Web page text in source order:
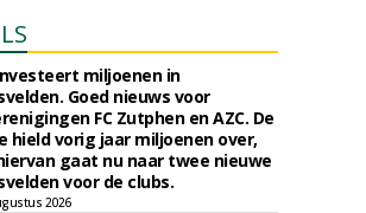
miljoenen in
Goed nieuws voor
FC Zutphen en AZC. De
hield vorig jaar miljoenen over,
gaat nu naar twee nieuwe
voor de clubs.
2026